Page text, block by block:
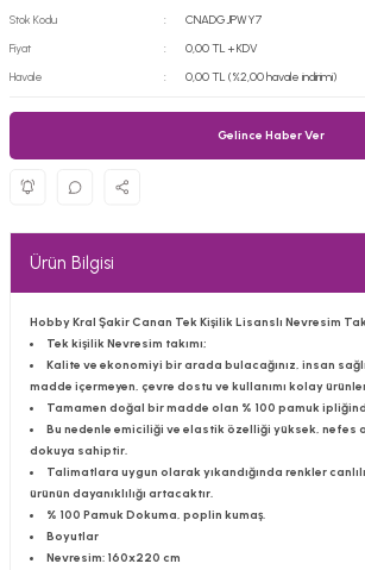
Stok Kodu
CNADGJPWY7
Fiyat
0,00 TL + KDV
Havale
0,00 TL (%2,00 havale indirimi)
Gelince Haber Ver
Ürün Bilgisi
Hobby Kral Şakir Canan Tek Kişilik Lisanslı Nevresim
Tek kişilik Nevresim takımı;
Kalite ve ekonomiyi bir arada bulacağınız, insan
madde içermeyen, çevre dostu ve kullanımı kolay
Tamamen doğal bir madde olan % 100 pamuk
Bu nedenle emiciliği ve elastik özelliği yüksek, nefes
dokuya sahiptir.
Talimatlara uygun olarak yıkandığında renkler
ürünün dayanıklılığı artacaktır.
% 100 Pamuk Dokuma, poplin kumaş.
Boyutlar
Nevresim: 160x220 cm